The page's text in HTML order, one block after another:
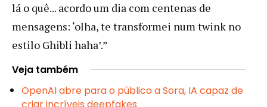
lá o quê... acordo um dia com centenas de
mensagens: ‘olha, te transformei num twink no
estilo Ghibli haha’.”
Veja também
OpenAI abre para o público a Sora, IA capaz de